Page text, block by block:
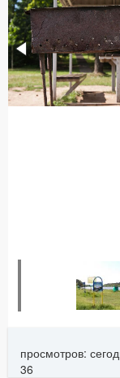
просмотров:
36